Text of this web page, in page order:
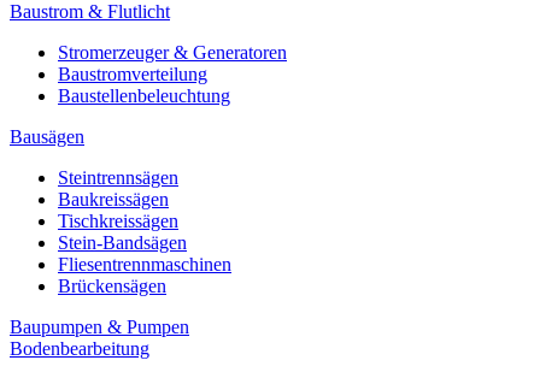
Baustrom & Flutlicht
Stromerzeuger & Generatoren
Baustromverteilung
Baustellenbeleuchtung
Bausägen
Steintrennsägen
Baukreissägen
Tischkreissägen
Stein-Bandsägen
Fliesentrennmaschinen
Brückensägen
Baupumpen & Pumpen
Bodenbearbeitung